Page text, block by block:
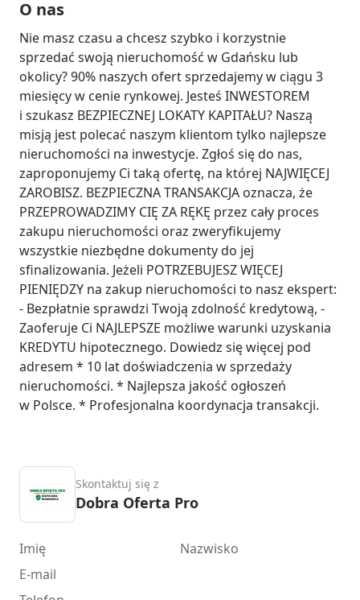
O nas
Nie masz czasu a chcesz szybko i korzystnie
sprzedać swoją nieruchomość w Gdańsku lub
okolicy? 90% naszych ofert sprzedajemy w ciągu 3
miesięcy w cenie rynkowej. Jesteś INWESTOREM
i szukasz BEZPIECZNEJ LOKATY KAPITAŁU? Naszą
misją jest polecać naszym klientom tylko najlepsze
nieruchomości na inwestycje. Zgłoś się do nas,
zaproponujemy Ci taką ofertę, na której NAJWIĘCEJ
ZAROBISZ. BEZPIECZNA TRANSAKCJA oznacza, że
PRZEPROWADZIMY CIĘ ZA RĘKĘ przez cały proces
zakupu nieruchomości oraz zweryfikujemy
wszystkie niezbędne dokumenty do jej
sfinalizowania. Jeżeli POTRZEBUJESZ WIĘCEJ
PIENIĘDZY na zakup nieruchomości to nasz ekspert:
- Bezpłatnie sprawdzi Twoją zdolność kredytową, -
Zaoferuje Ci NAJLEPSZE możliwe warunki uzyskania
KREDYTU hipotecznego. Dowiedz się więcej pod
adresem * 10 lat doświadczenia w sprzedaży
nieruchomości. * Najlepsza jakość ogłoszeń
w Polsce. * Profesjonalna koordynacja transakcji.
Skontaktuj się z
Dobra Oferta Pro